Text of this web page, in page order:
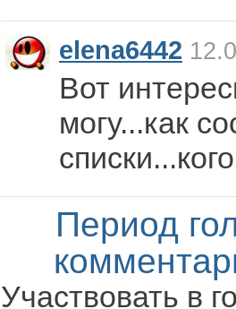
elena6442
Вот
могу...как
Период
Участвовать в